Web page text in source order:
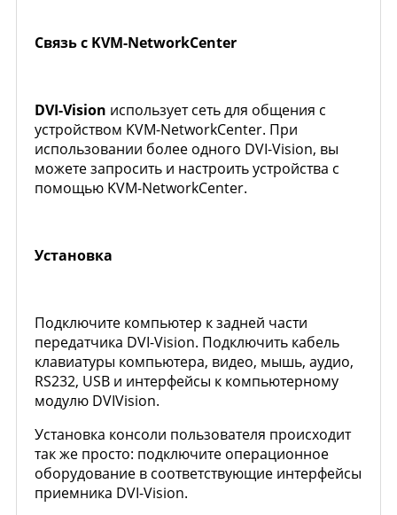
Связь с KVM-NetworkCenter
DVI-Vision использует сеть для общения с
устройством KVM-NetworkCenter. При
использовании более одного DVI-Vision, вы
можете запросить и настроить устройства с
помощью KVM-NetworkCenter.
Установка
Подключите компьютер к задней части
передатчика DVI-Vision. Подключить кабель
клавиатуры компьютера, видео, мышь, аудио,
RS232, USB и интерфейсы к компьютерному
модулю DVIVision.
Установка консоли пользователя происходит
так же просто: подключите операционное
оборудование в соответствующие интерфейсы
приемника DVI-Vision.